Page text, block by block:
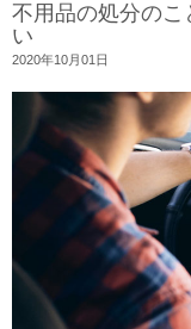
不用品の処分のこ
い
2020年10月01日